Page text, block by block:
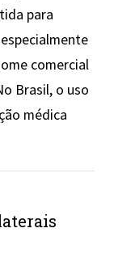
para
comercial
Brasil, o uso
médica